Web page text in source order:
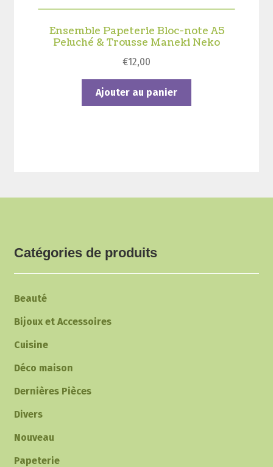
peuvent
être
Ensemble Papeterie Bloc-note A5
Peluché & Trousse Maneki Neko
€12,00
Ajouter au panier
Catégories de produits
Beauté
Bijoux et Accessoires
Cuisine
Déco maison
Dernières Pièces
Divers
Nouveau
Papeterie